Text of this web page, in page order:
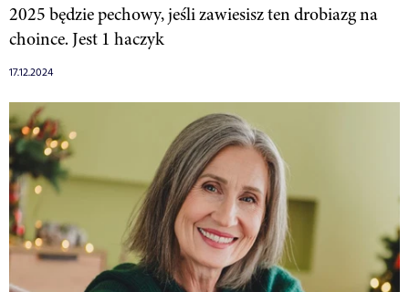
2025 będzie pechowy, jeśli zawiesisz ten drobiazg na
choince. Jest 1 haczyk
17.12.2024